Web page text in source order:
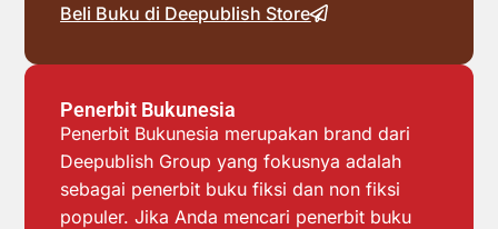
Beli Buku di Deepublish Store
Penerbit Bukunesia
Penerbit Bukunesia merupakan brand dari
Deepublish Group yang fokusnya adalah
sebagai penerbit buku fiksi dan non fiksi
populer. Jika Anda mencari penerbit buku